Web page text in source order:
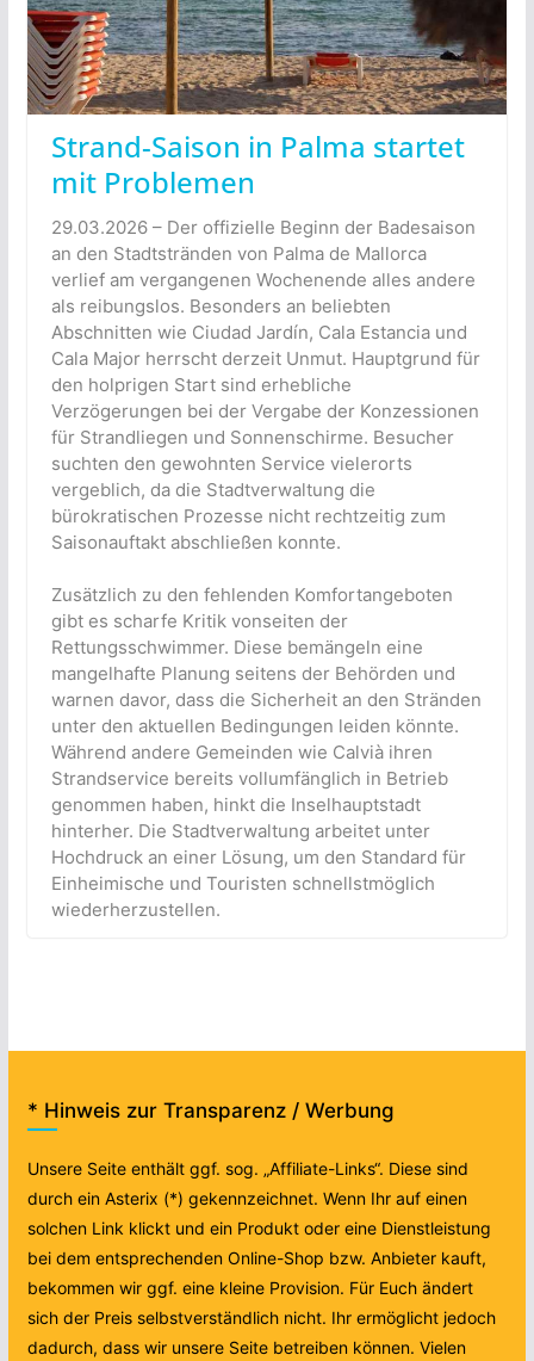
Strand-Saison in Palma startet
mit Problemen
29.03.2026 – Der offizielle Beginn der Badesaison
an den Stadtstränden von Palma de Mallorca
verlief am vergangenen Wochenende alles andere
als reibungslos. Besonders an beliebten
Abschnitten wie Ciudad Jardín, Cala Estancia und
Cala Major herrscht derzeit Unmut. Hauptgrund für
den holprigen Start sind erhebliche
Verzögerungen bei der Vergabe der Konzessionen
für Strandliegen und Sonnenschirme. Besucher
suchten den gewohnten Service vielerorts
vergeblich, da die Stadtverwaltung die
bürokratischen Prozesse nicht rechtzeitig zum
Saisonauftakt abschließen konnte.
Zusätzlich zu den fehlenden Komfortangeboten
gibt es scharfe Kritik vonseiten der
Rettungsschwimmer. Diese bemängeln eine
mangelhafte Planung seitens der Behörden und
warnen davor, dass die Sicherheit an den Stränden
unter den aktuellen Bedingungen leiden könnte.
Während andere Gemeinden wie Calvià ihren
Strandservice bereits vollumfänglich in Betrieb
genommen haben, hinkt die Inselhauptstadt
hinterher. Die Stadtverwaltung arbeitet unter
Hochdruck an einer Lösung, um den Standard für
Einheimische und Touristen schnellstmöglich
wiederherzustellen.
* Hinweis zur Transparenz / Werbung
Unsere Seite enthält ggf. sog. „Affiliate-Links“. Diese sind
durch ein Asterix (*) gekennzeichnet. Wenn Ihr auf einen
solchen Link klickt und ein Produkt oder eine Dienstleistung
bei dem entsprechenden Online-Shop bzw. Anbieter kauft,
bekommen wir ggf. eine kleine Provision. Für Euch ändert
sich der Preis selbstverständlich nicht. Ihr ermöglicht jedoch
dadurch, dass wir unsere Seite betreiben können. Vielen